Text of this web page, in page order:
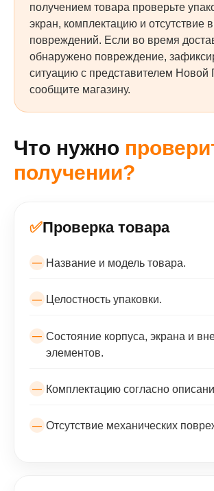
получением товара проверьте
экран, комплектацию и отсутствие
повреждений. Если во время
обнаружено повреждение,
ситуацию с представителем Новой
сообщите магазину.
Что нужно
получении?
✅Проверка товара
Название и модель товара.
Целостность упаковки.
Состояние корпуса, экрана и
элементов.
Комплектацию согласно
Отсутствие механических